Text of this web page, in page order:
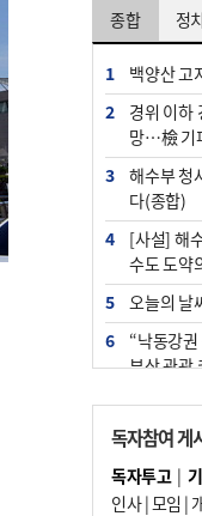
종합 정치
1
백양산 고
2
경위 이하
망…檢 기
3
해수부 청
다(종합)
4
[사설] 해
수도 도약
5
오늘의 날
6
“낙동강
부산 관광
7
부울경 주
꺾일 듯
8
피란마을
미초 통폐
독자참여 게
독자투고|
인사|모임 |